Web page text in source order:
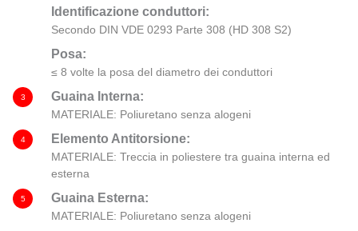
Identificazione conduttori:
Secondo DIN VDE 0293 Parte 308 (HD 308 S2)
Posa:
≤ 8 volte la posa del diametro dei conduttori
3 Guaina Interna:
MATERIALE: Poliuretano senza alogeni
4 Elemento Antitorsione:
MATERIALE: Treccia in poliestere tra guaina interna ed
esterna
5 Guaina Esterna:
MATERIALE: Poliuretano senza alogeni